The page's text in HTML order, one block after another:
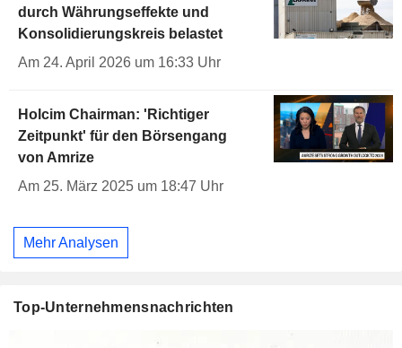
durch Währungseffekte und
Konsolidierungskreis belastet
Am 24. April 2026 um 16:33 Uhr
Holcim Chairman: 'Richtiger
Zeitpunkt' für den Börsengang
von Amrize
Am 25. März 2025 um 18:47 Uhr
Mehr Analysen
Top-Unternehmensnachrichten